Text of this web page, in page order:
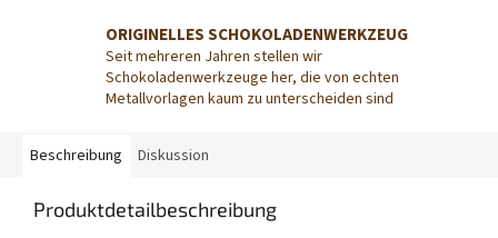
ORIGINELLES SCHOKOLADENWERKZEUG
Seit mehreren Jahren stellen wir
Schokoladenwerkzeuge her, die von echten
Metallvorlagen kaum zu unterscheiden sind
Beschreibung Diskussion
Produktdetailbeschreibung